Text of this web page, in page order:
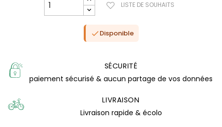
LISTE DE SOUHAITS
Disponible
SÉCURITÉ
paiement sécurisé & aucun partage de vos données
LIVRAISON
Livraison rapide & écolo